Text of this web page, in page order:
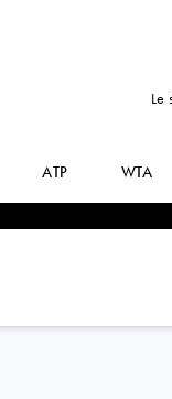
Le
ATP WTA